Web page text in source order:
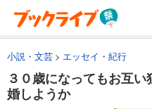
小説・文芸 エッセイ・紀行
３０歳になってもお互
婚しようか